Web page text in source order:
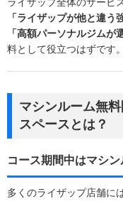
「ライザップが他と違う
「高額パーソナルジムが
料として役立つはずです
マシンルーム無
スペースとは？
コース期間中はマシ
多くのライザップ店舗に